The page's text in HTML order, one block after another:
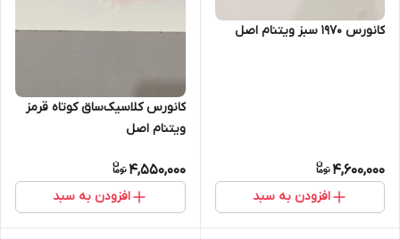
کانورس ۱۹۷۰ سبز ویتنام اصل
4,600,000
افزودن به سبد
کانورس کلاسیک‌ساق کوتاه قرمز
ویتنام اصل
4,550,000
افزودن به سبد